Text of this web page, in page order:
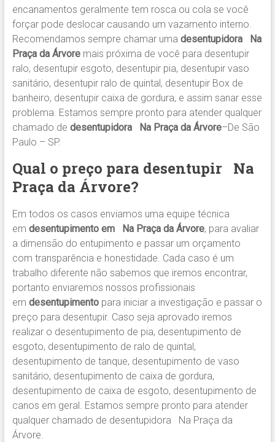
encanamentos geralmente tem rosca ou cola se você
forçar pode deslocar causando um vazamento interno.
Recomendamos sempre chamar uma desentupidora Na
Praça da Árvore mais próxima de você para desentupir
ralo, desentupir esgoto, desentupir pia, desentupir vaso
sanitário, desentupir ralo de quintal, desentupir Box de
banheiro, desentupir caixa de gordura, e assim sanar esse
problema. Estamos sempre pronto para atender qualquer
chamado de desentupidora Na Praça da Árvore–De São
Paulo – SP.
Qual o preço para desentupir Na
Praça da Árvore?
Em todos os casos enviamos uma equipe técnica
em desentupimento em Na Praça da Árvore, para avaliar
a dimensão do entupimento e passar um orçamento
com transparência e honestidade. Cada caso é um
trabalho diferente não sabemos que iremos encontrar,
portanto enviaremos nossos profissionais
em desentupimentopara iniciar a investigação e passar o
preço para desentupir. Caso seja aprovado iremos
realizar o desentupimento de pia, desentupimento de
esgoto, desentupimento de ralo de quintal,
desentupimento de tanque, desentupimento de vaso
sanitário, desentupimento de caixa de gordura,
desentupimento de caixa de esgoto, desentupimento de
canos em geral. Estamos sempre pronto para atender
qualquer chamado de desentupidora Na Praça da
Árvore.